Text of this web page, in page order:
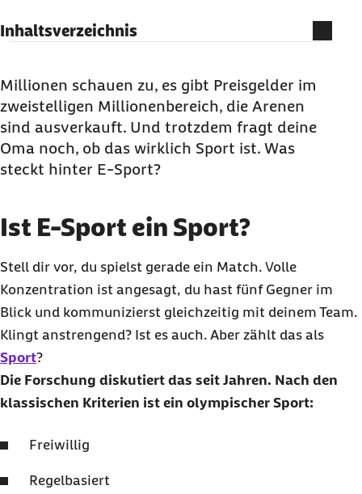
Inhaltsverzeichnis
Ist E-Sport in Deutschland offiziell anerkannt?
Was ist E-Sport eigentlich?
Was sind typische Benefits von E-Sport?
Welche Risiken hat E-Sport?
Kein Profi? Kein Problem
Dein Spielstand, deine Regeln
E-Sport als Leistungssport: Häufige Fragen und
Antworten
Millionen schauen zu, es gibt Preisgelder im
zweistelligen Millionenbereich, die Arenen
sind ausverkauft. Und trotzdem fragt deine
Oma noch, ob das wirklich Sport ist. Was
steckt hinter E-Sport?
Ist E-Sport ein Sport?
Stell dir vor, du spielst gerade ein Match. Volle
Konzentration ist angesagt, du hast fünf Gegner im
Blick und kommunizierst gleichzeitig mit deinem Team.
Klingt anstrengend? Ist es auch. Aber zählt das als
Sport?
Die Forschung diskutiert das seit Jahren. Nach den
klassischen Kriterien ist ein olympischer Sport:
Freiwillig
Regelbasiert